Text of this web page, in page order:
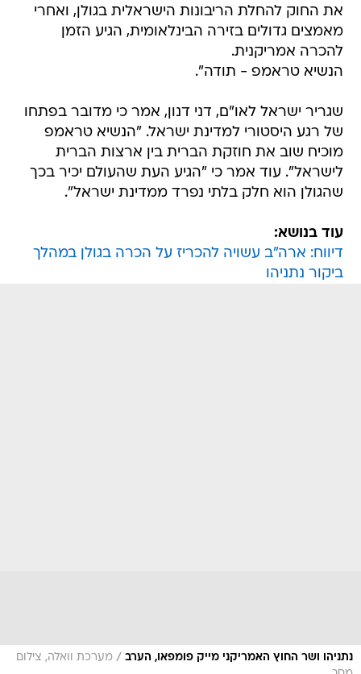
את החוק להחלת הריבונות הישראלית בגולן, ואחרי
מאמצים גדולים בזירה הבינלאומית, הגיע הזמן
להכרה אמריקנית. ‬
‫הנשיא טראמפ - תודה".
שגריר ישראל לאו"ם, דני דנון, אמר כי מדובר בפתחו
של רגע היסטורי למדינת ישראל. "הנשיא טראמפ
מוכיח שוב את חוזקת הברית בין ארצות הברית
לישראל". עוד אמר כי "הגיע העת שהעולם יכיר בכך
שהגולן הוא חלק בלתי נפרד ממדינת ישראל".
עוד בנושא:
דיווח: ארה"ב עשויה להכריז על הכרה בגולן במהלך
ביקור נתניהו
נתניהו ושר החוץ האמריקני מייק פומפאו, הערב / מערכת וואלה, צילום